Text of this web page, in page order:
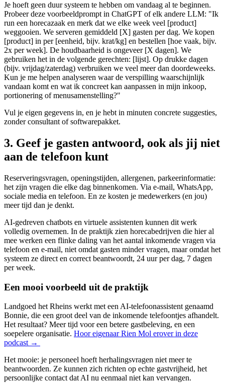
Je hoeft geen duur systeem te hebben om vandaag al te beginnen.
Probeer deze voorbeeldprompt in ChatGPT of elk andere LLM: "Ik
run een horecazaak en merk dat we elke week veel [product]
weggooien. We serveren gemiddeld [X] gasten per dag. We kopen
[product] in per [eenheid, bijv. krat/kg] en bestellen [hoe vaak, bijv.
2x per week]. De houdbaarheid is ongeveer [X dagen]. We
gebruiken het in de volgende gerechten: [lijst]. Op drukke dagen
(bijv. vrijdag/zaterdag) verbruiken we veel meer dan doordeweeks.
Kun je me helpen analyseren waar de verspilling waarschijnlijk
vandaan komt en wat ik concreet kan aanpassen in mijn inkoop,
portionering of menusamenstelling?"
Vul je eigen gegevens in, en je hebt in minuten concrete suggesties,
zonder consultant of softwarepakket.
3. Geef je gasten antwoord, ook als jij niet
aan de telefoon kunt
Reserveringsvragen, openingstijden, allergenen, parkeerinformatie:
het zijn vragen die elke dag binnenkomen. Via e-mail, WhatsApp,
sociale media en telefoon. En ze kosten je medewerkers (en jou)
meer tijd dan je denkt.
AI-gedreven chatbots en virtuele assistenten kunnen dit werk
volledig overnemen. In de praktijk zien horecabedrijven die hier al
mee werken een flinke daling van het aantal inkomende vragen via
telefoon en e-mail, niet omdat gasten minder vragen, maar omdat het
systeem ze direct en correct beantwoordt, 24 uur per dag, 7 dagen
per week.
Een mooi voorbeeld uit de praktijk
Landgoed het Rheins werkt met een AI-telefoonassistent genaamd
Bonnie, die een groot deel van de inkomende telefoontjes afhandelt.
Het resultaat? Meer tijd voor een betere gastbeleving, en een
soepelere organisatie. Hoor eigenaar Rien Mol erover in deze
podcast →
Het mooie: je personeel hoeft herhalingsvragen niet meer te
beantwoorden. Ze kunnen zich richten op echte gastvrijheid, het
persoonlijke contact dat AI nu eenmaal niet kan vervangen.